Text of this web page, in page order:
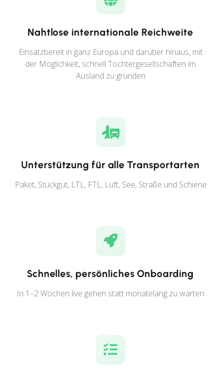
Nahtlose internationale Reichweite
Einsatzbereit in ganz Europa und darüber hinaus, mit
der Möglichkeit, schnell Tochtergesellschaften im
Ausland zu gründen
Unterstützung für alle Transportarten
Paket, Stückgut, LTL, FTL, Luft, See, Straße und Schiene
Schnelles, persönliches Onboarding
In 1–2 Wochen live gehen statt monatelang zu warten